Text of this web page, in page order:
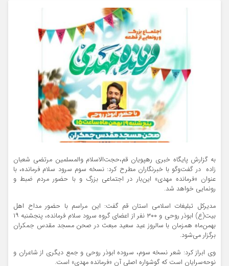
به گزارش پایگاه خبری رهپویان قم،حجت‌الاسلام والمسلمین مرتضی شعبان
زاده در گفت‌وگو با خبرنگاران مطرح کرد: نسخه سوم سرود سلام فرمانده، با
عنوان «فرمانده مهدی» این‌بار در اجتماعی بزرگ و با حضور مردم ضبط و
رونمایی خواهد شد.
مدیرکل تبلیغات اسلامی استان قم گفت: این مراسم با حضور مداح اهل
بیت(ع) ابوذر روحی و ۳۰۰ نفر از اعضای گروه سرود سلام فرمانده، پنجشنبه ۱۹
بهمن‌ماه همزمان با سالروز عید سعید مبعث در صحن مسجد مقدس جمکران
برگزار می‌شود.
وی ابراز کرد: شعر نسخه سوم، سروده ابوذر روحی و جمع دیگری از شاعران و
نوحه‌سرایان است که گوشواره اصلی آن «فرمانده مهدی» است.